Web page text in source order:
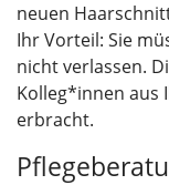
neuen
Ihr Vorteil: Sie
nicht verlassen.
Kolleg*innen aus
erbracht.